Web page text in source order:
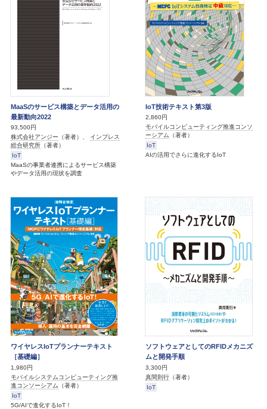
MaaSのサービス構築とデータ活用の
最新動向2022
93,500円
株式会社アンジー （著者）、 インプレス
総合研究所 （著者）
IoT
MaaSの事業者連携によるサービス構築
やデータ活用の現状を調査
IoT技術テキスト第3版
2,860円
モバイルコンピューティング推進コンソ
ーシアム （著者）
IoT
AIの活用でさらに進化するIoT
ワイヤレスIoTプランナーテキスト
［基礎編］
1,980円
モバイルシステムコンピューティング推
進コンソーシアム （著者）
IoT
5G/AIで進化するIoT！
ソフトウェアとしてのRFIDメカニズ
ムと開発手順
3,300円
真間則行 （著者）
IoT